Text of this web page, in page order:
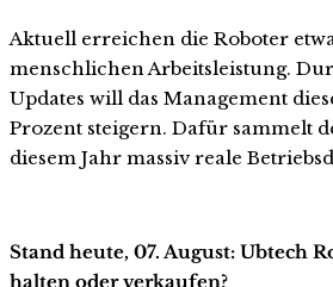
Aktuell erreichen die Roboter
menschlichen Arbeitsleistung.
Updates will das Management
Prozent steigern. Dafür sammelt
diesem Jahr massiv reale
Stand heute, 07. August: Ubtech
halten oder verkaufen?